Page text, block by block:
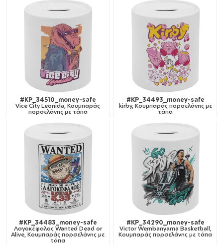
#KP_34510_money-safe
Vice City Leonida, Κουμπαράς
πορσελάνης με τάπα
#KP_34493_money-safe
kirby, Κουμπαράς πορσελάνης με
τάπα
#KP_34483_money-safe
Λαγοκέφαλος Wanted Dead or
Alive, Κουμπαράς πορσελάνης με
τάπα
#KP_34290_money-safe
Victor Wembanyama Basketball,
Κουμπαράς πορσελάνης με τάπα